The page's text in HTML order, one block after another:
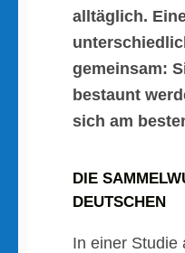
alltäglich.
gemeinsam:
bestaunt
sich am
DIE
DEUTSCHEN
In einer Studie